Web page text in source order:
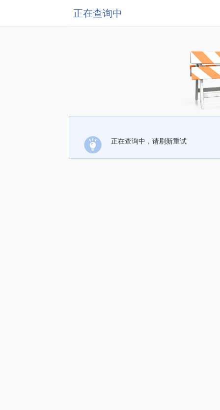
正在查询中
正在查询中，请刷新重试